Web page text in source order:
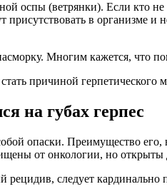
оспы (ветрянки). Если кто
в организме и
Многим кажется, что
причиной
на губах герпес
опаски. Преимущество
от онкологии, но открыты
рецидив, следует